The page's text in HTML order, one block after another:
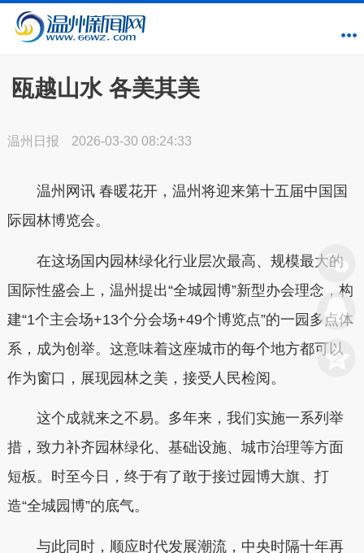
瓯越山水 各美其美
温州日报 2026-03-30 08:24:33
温州网讯 春暖花开，温州将迎来第十五届中国国
际园林博览会。
在这场国内园林绿化行业层次最高、规模最大的
国际性盛会上，温州提出“全城园博”新型办会理念，构
建“1个主会场+13个分会场+49个博览点”的一园多点体
系，成为创举。这意味着这座城市的每个地方都可以
作为窗口，展现园林之美，接受人民检阅。
这个成就来之不易。多年来，我们实施一系列举
措，致力补齐园林绿化、基础设施、城市治理等方面
短板。时至今日，终于有了敢于接过园博大旗、打
造“全城园博”的底气。
与此同时，顺应时代发展潮流，中央时隔十年再